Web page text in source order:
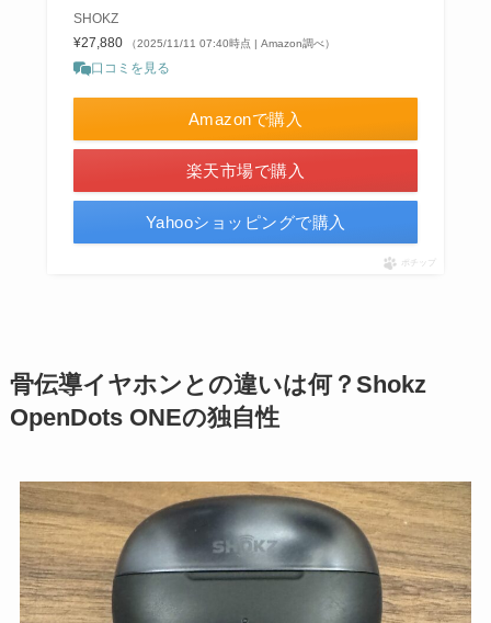
SHOKZ
¥27,880
（2025/11/11 07:40時点 | Amazon調べ）
口コミを見る
Amazonで購入
楽天市場で購入
Yahooショッピングで購入
ポチップ
骨伝導イヤホンとの違いは何？Shokz
OpenDots ONEの独自性